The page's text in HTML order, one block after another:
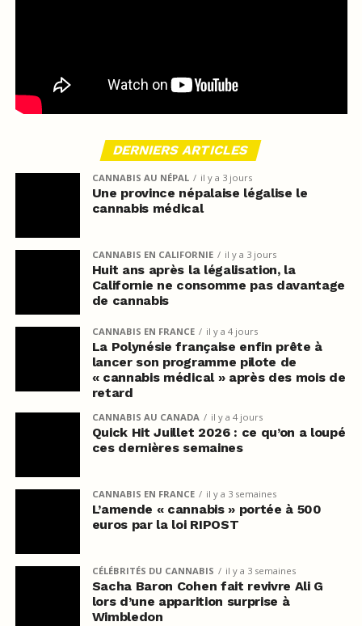
DERNIERS ARTICLES
CANNABIS AU NÉPAL il y a 3 jours
Une province népalaise légalise le
cannabis médical
CANNABIS EN CALIFORNIE il y a 3 jours
Huit ans après la légalisation, la
Californie ne consomme pas davantage
de cannabis
CANNABIS EN FRANCE il y a 4 jours
La Polynésie française enfin prête à
lancer son programme pilote de
« cannabis médical » après des mois de
retard
CANNABIS AU CANADA il y a 4 jours
Quick Hit Juillet 2026 : ce qu’on a loupé
ces dernières semaines
CANNABIS EN FRANCE il y a 3 semaines
L’amende « cannabis » portée à 500
euros par la loi RIPOST
CÉLÉBRITÉS DU CANNABIS il y a 3 semaines
Sacha Baron Cohen fait revivre Ali G
lors d’une apparition surprise à
Wimbledon